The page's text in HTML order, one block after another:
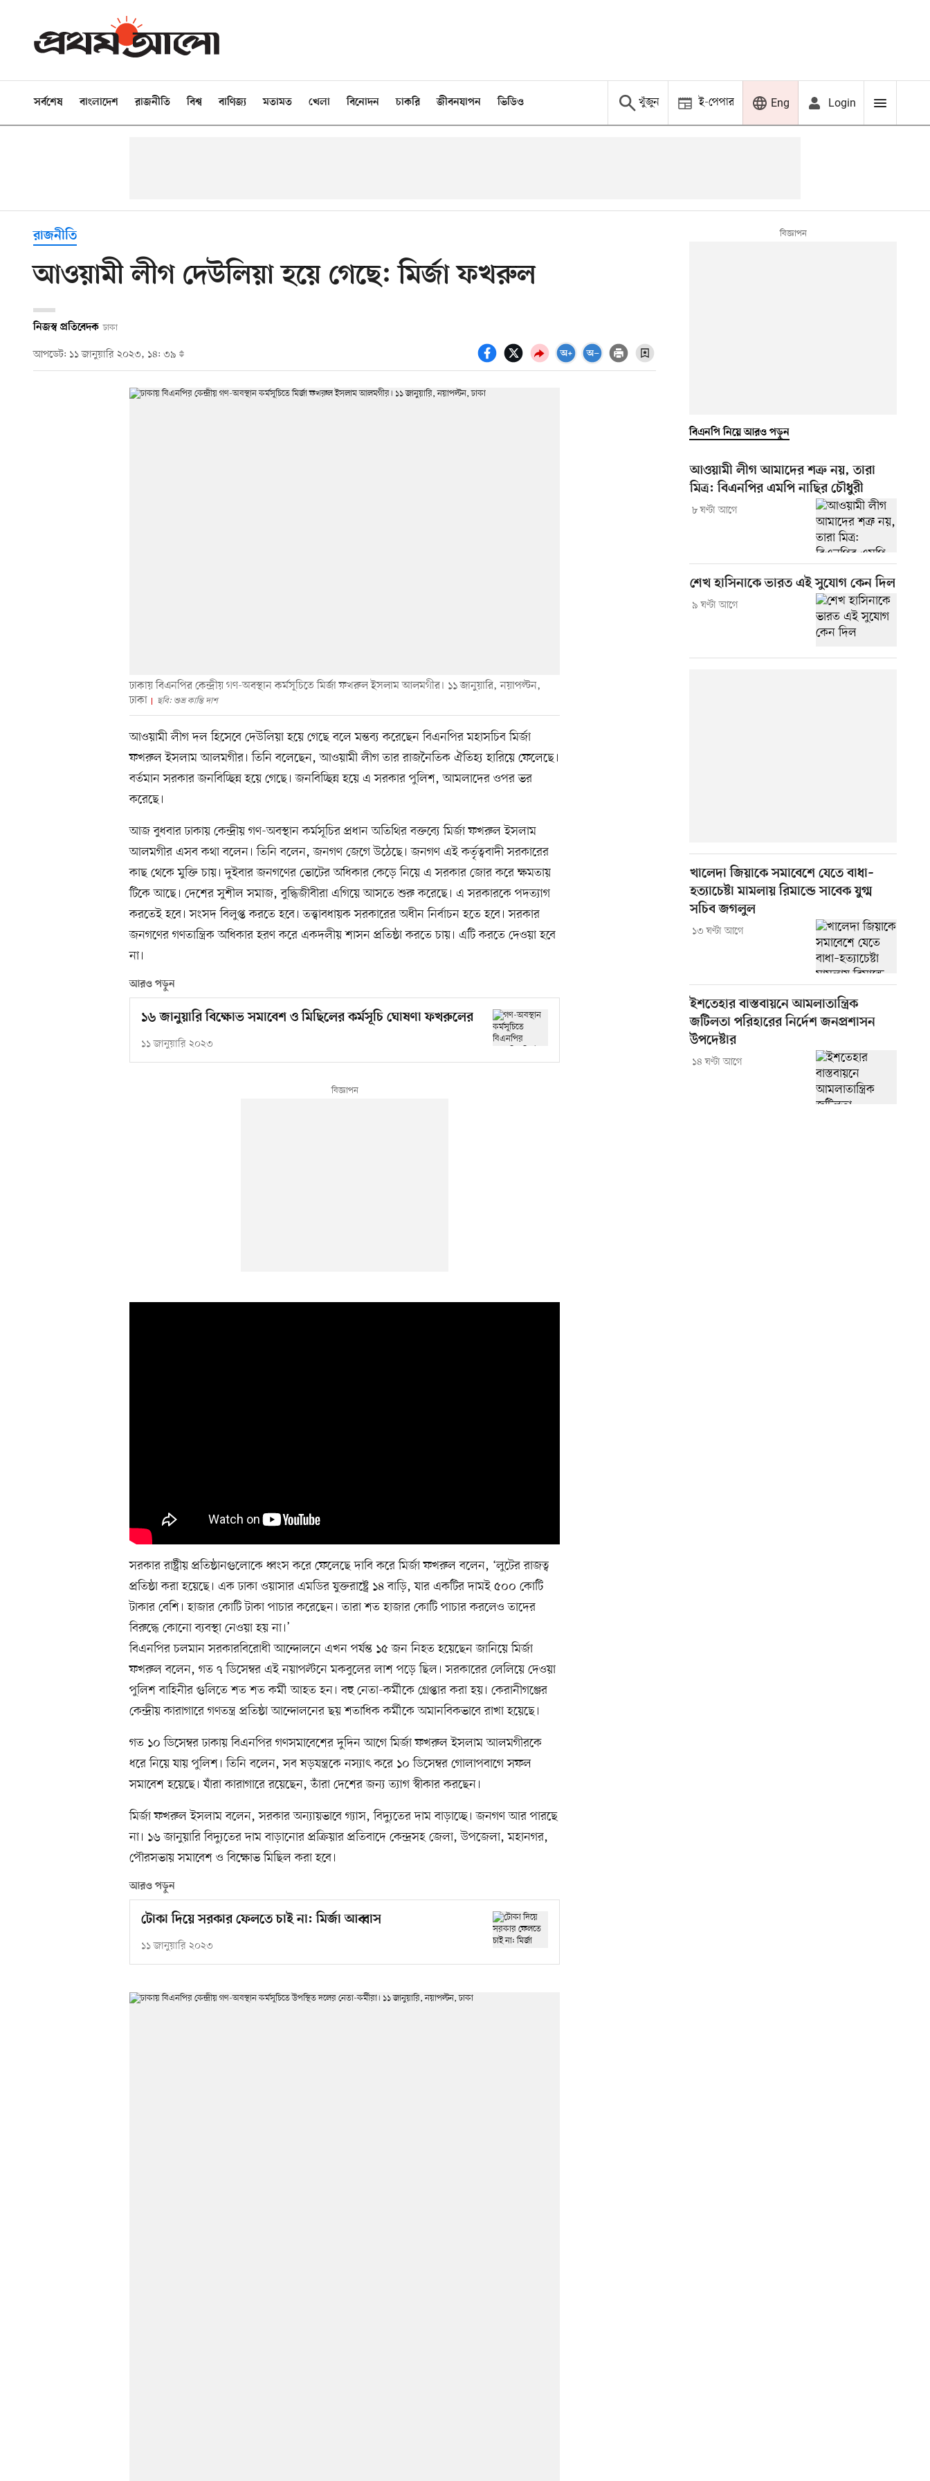
সর্বশেষ বাংলাদেশ রাজনীতি বিশ্ব বাণিজ্য মতামত খেলা বিনোদন চাকরি জীবনযাপন ভিডিও খুঁজুন ই-পেপার Eng Login
রাজনীতি
আওয়ামী লীগ দেউলিয়া হয়ে গেছে: মির্জা ফখরুল
নিজস্ব প্রতিবেদক ঢাকা
আপডেট: ১১ জানুয়ারি ২০২৩, ১৪: ৩৯
ঢাকায় বিএনপির কেন্দ্রীয় গণ-অবস্থান কর্মসূচিতে মির্জা ফখরুল ইসলাম আলমগীর। ১১ জানুয়ারি, নয়াপল্টন,
ঢাকা
ছবি: শুভ্র কান্তি দাশ
আওয়ামী লীগ দল হিসেবে দেউলিয়া হয়ে গেছে বলে মন্তব্য করেছেন বিএনপির মহাসচিব মির্জা
ফখরুল ইসলাম আলমগীর। তিনি বলেছেন, আওয়ামী লীগ তার রাজনৈতিক ঐতিহ্য হারিয়ে ফেলেছে।
বর্তমান সরকার জনবিচ্ছিন্ন হয়ে গেছে। জনবিচ্ছিন্ন হয়ে এ সরকার পুলিশ, আমলাদের ওপর ভর
করেছে।
আজ বুধবার ঢাকায় কেন্দ্রীয় গণ-অবস্থান কর্মসূচির প্রধান অতিথির বক্তব্যে মির্জা ফখরুল ইসলাম
আলমগীর এসব কথা বলেন। তিনি বলেন, জনগণ জেগে উঠেছে। জনগণ এই কর্তৃত্ববাদী সরকারের
কাছ থেকে মুক্তি চায়। দুইবার জনগণের ভোটের অধিকার কেড়ে নিয়ে এ সরকার জোর করে ক্ষমতায়
টিকে আছে। দেশের সুশীল সমাজ, বুদ্ধিজীবীরা এগিয়ে আসতে শুরু করেছে। এ সরকারকে পদত্যাগ
করতেই হবে। সংসদ বিলুপ্ত করতে হবে। তত্ত্বাবধায়ক সরকারের অধীন নির্বাচন হতে হবে। সরকার
জনগণের গণতান্ত্রিক অধিকার হরণ করে একদলীয় শাসন প্রতিষ্ঠা করতে চায়। এটি করতে দেওয়া হবে
না।
আরও পড়ুন
১৬ জানুয়ারি বিক্ষোভ সমাবেশ ও মিছিলের কর্মসূচি ঘোষণা ফখরুলের
১১ জানুয়ারি ২০২৩
সরকার রাষ্ট্রীয় প্রতিষ্ঠানগুলোকে ধ্বংস করে ফেলেছে দাবি করে মির্জা ফখরুল বলেন, ‘লুটের রাজত্ব
প্রতিষ্ঠা করা হয়েছে। এক ঢাকা ওয়াসার এমডির যুক্তরাষ্ট্রে ১৪ বাড়ি, যার একটির দামই ৫০০ কোটি
টাকার বেশি। হাজার কোটি টাকা পাচার করেছেন। তারা শত হাজার কোটি পাচার করলেও তাদের
বিরুদ্ধে কোনো ব্যবস্থা নেওয়া হয় না।’
বিএনপির চলমান সরকারবিরোধী আন্দোলনে এখন পর্যন্ত ১৫ জন নিহত হয়েছেন জানিয়ে মির্জা
ফখরুল বলেন, গত ৭ ডিসেম্বর এই নয়াপল্টনে মকবুলের লাশ পড়ে ছিল। সরকারের লেলিয়ে দেওয়া
পুলিশ বাহিনীর গুলিতে শত শত কর্মী আহত হন। বহু নেতা-কর্মীকে গ্রেপ্তার করা হয়। কেরানীগঞ্জের
কেন্দ্রীয় কারাগারে গণতন্ত্র প্রতিষ্ঠা আন্দোলনের ছয় শতাধিক কর্মীকে অমানবিকভাবে রাখা হয়েছে।
গত ১০ ডিসেম্বর ঢাকায় বিএনপির গণসমাবেশের দুদিন আগে মির্জা ফখরুল ইসলাম আলমগীরকে
ধরে নিয়ে যায় পুলিশ। তিনি বলেন, সব ষড়যন্ত্রকে নস্যাৎ করে ১০ ডিসেম্বর গোলাপবাগে সফল
সমাবেশ হয়েছে। যাঁরা কারাগারে রয়েছেন, তাঁরা দেশের জন্য ত্যাগ স্বীকার করছেন।
মির্জা ফখরুল ইসলাম বলেন, সরকার অন্যায়ভাবে গ্যাস, বিদ্যুতের দাম বাড়াচ্ছে। জনগণ আর পারছে
না। ১৬ জানুয়ারি বিদ্যুতের দাম বাড়ানোর প্রক্রিয়ার প্রতিবাদে কেন্দ্রসহ জেলা, উপজেলা, মহানগর,
পৌরসভায় সমাবেশ ও বিক্ষোভ মিছিল করা হবে।
আরও পড়ুন
টোকা দিয়ে সরকার ফেলতে চাই না: মির্জা আব্বাস
১১ জানুয়ারি ২০২৩
বিএনপি নিয়ে আরও পড়ুন
আওয়ামী লীগ আমাদের শত্রু নয়, তারা
মিত্র: বিএনপির এমপি নাছির চৌধুরী
৮ ঘণ্টা আগে
শেখ হাসিনাকে ভারত এই সুযোগ কেন দিল
৯ ঘণ্টা আগে
খালেদা জিয়াকে সমাবেশে যেতে বাধা–
হত্যাচেষ্টা মামলায় রিমান্ডে সাবেক যুগ্ম
সচিব জগলুল
১৩ ঘণ্টা আগে
ইশতেহার বাস্তবায়নে আমলাতান্ত্রিক
জটিলতা পরিহারের নির্দেশ জনপ্রশাসন
উপদেষ্টার
১৪ ঘণ্টা আগে